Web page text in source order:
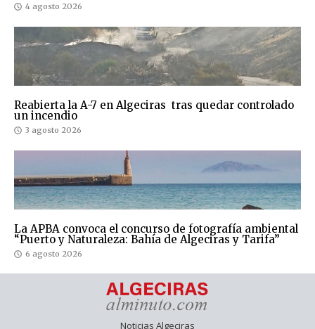
4 agosto 2026
Reabierta la A-7 en Algeciras tras quedar controlado
un incendio
3 agosto 2026
La APBA convoca el concurso de fotografía ambiental
“Puerto y Naturaleza: Bahía de Algeciras y Tarifa”
6 agosto 2026
Noticias Algeciras